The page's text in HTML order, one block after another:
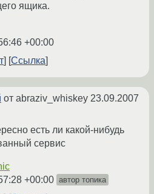
ящика.
+00:00
Ссылка
от abraziv_whiskey 23.09.2007
есть ли какой-нибудь
сервис
+00:00 автор топика